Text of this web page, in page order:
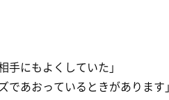
手にもよくしていた」
であおっているときがあります」